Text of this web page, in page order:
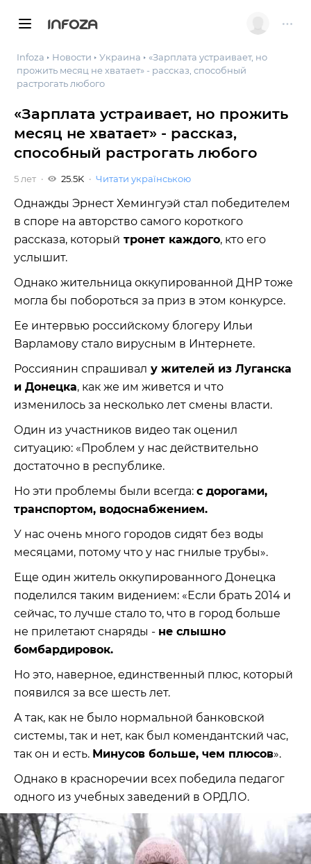
INFOZA
Infoza Новости Украина
«Зарплата устраивает, но
прожить месяц не хватает» - рассказ, способный
растрогать любого
«Зарплата устраивает, но прожить
месяц не хватает» - рассказ,
способный растрогать любого
5 лет 25.5K Читати українською
Однажды Эрнест Хемингуэй стал победителем
в споре на авторство самого короткого
рассказа, который тронет каждого, кто его
услышит.
Однако жительница оккупированной ДНР тоже
могла бы побороться за приз в этом конкурсе.
Ее интервью российскому блогеру Ильи
Варламову стало вирусным в Интернете.
Россиянин спрашивал у жителей из Луганска
и Донецка, как же им живется и что
изменилось за несколько лет смены власти.
Один из участников видео так оценил
ситуацию: «Проблем у нас действительно
достаточно в республике.
Но эти проблемы были всегда: с дорогами,
транспортом, водоснабжением.
У нас очень много городов сидят без воды
месяцами, потому что у нас гнилые трубы».
Еще один житель оккупированного Донецка
поделился таким видением: «Если брать 2014 и
сейчас, то лучше стало то, что в город больше
не прилетают снаряды - не слышно
бомбардировок.
Но это, наверное, единственный плюс, который
появился за все шесть лет.
А так, как не было нормальной банковской
системы, так и нет, как был комендантский час,
так он и есть. Минусов больше, чем плюсов».
Однако в красноречии всех победила педагог
одного из учебных заведений в ОРДЛО.